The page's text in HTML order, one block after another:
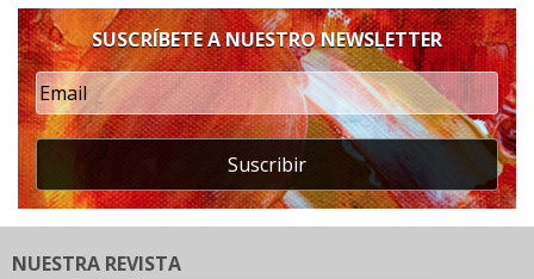
SUSCRÍBETE A NUESTRO NEWSLETTER
Suscribir
NUESTRA REVISTA